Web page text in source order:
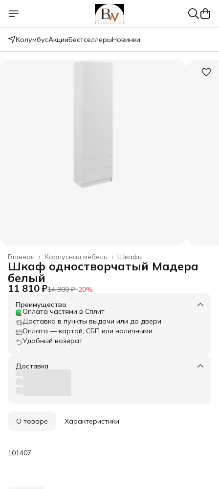
КолумбусАкцииБестселлерыНовинки
Шкафы
Корпусная мебель ›
Главная ›
Шкаф одностворчатый Мадера
белый
11 810 ₽14 800 ₽−20%
Преимущества
Оплата частями в Сплит
Доставка в пункты выдачи или до двери
Оплата — картой, СБП или наличными
Удобный возврат
Доставка
О товаре Характеристики
101407